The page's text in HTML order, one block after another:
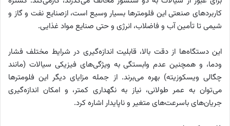
کاربردهای صنعتی این فلومترها بسیار وسیع است، ازصنایع نفت و گاز و
شیمی تا تأمین آب و فاضلاب، انرژی و حتی صنایع مواد غذایی.
این دستگاه‌ها از دقت بالا، قابلیت اندازه‌گیری در شرایط مختلف فشار
ودما، و همچنین عدم وابستگی به ویژگی‌های فیزیکی سیالات (مانند
چگالی ویسکوزیته) بهره می‌برند. از جمله مزایای دیگر این فلومترها
می‌توان به عمر طولانی، نیاز به نگهداری کمتر، و امکان اندازه‌گیری
جریان‌های باسرعت‌های متغیر و ناپایدار اشاره کرد.